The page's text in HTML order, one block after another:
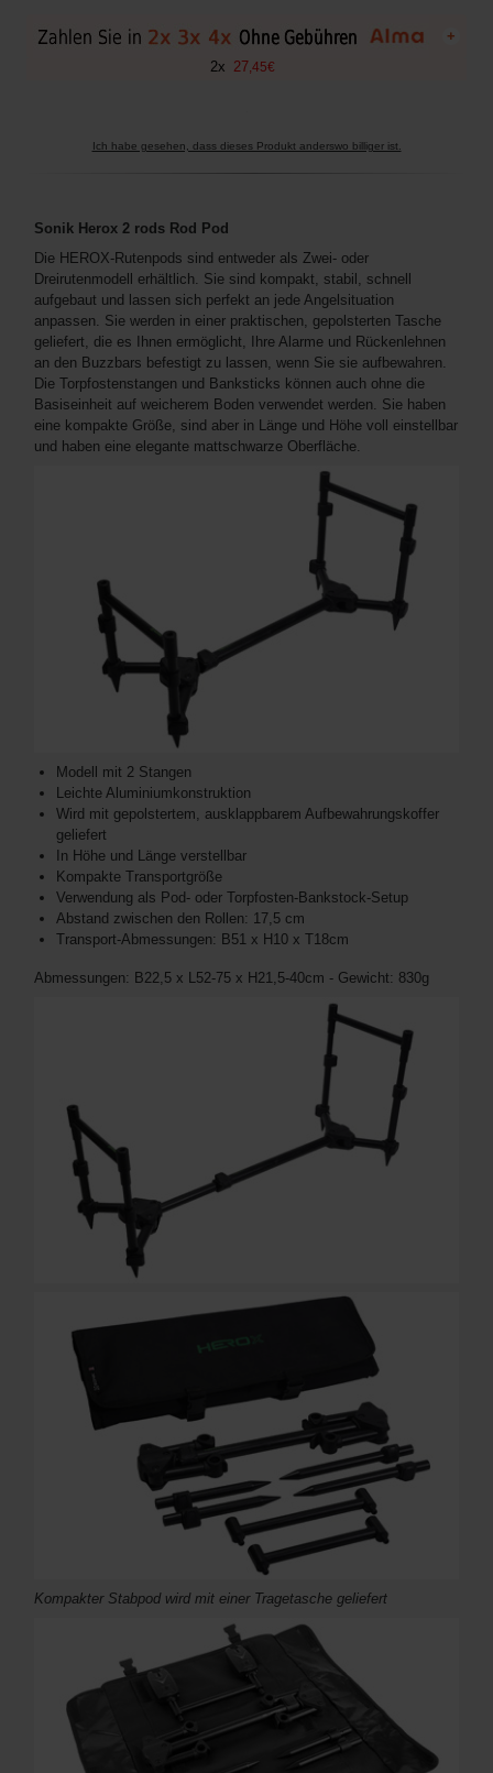
+
2x 27 45€
Ich habe gesehen, dass dieses Produkt anderswo billiger ist.
Sonik Herox 2 rods Rod Pod
Die HEROX-Rutenpods sind entweder als Zwei- oder
Dreirutenmodell erhältlich. Sie sind kompakt, stabil, schnell
aufgebaut und lassen sich perfekt an jede Angelsituation
anpassen. Sie werden in einer praktischen, gepolsterten Tasche
geliefert, die es Ihnen ermöglicht, Ihre Alarme und Rückenlehnen
an den Buzzbars befestigt zu lassen, wenn Sie sie aufbewahren.
Die Torpfostenstangen und Banksticks können auch ohne die
Basiseinheit auf weicherem Boden verwendet werden. Sie haben
eine kompakte Größe, sind aber in Länge und Höhe voll einstellbar
und haben eine elegante mattschwarze Oberfläche.
Modell mit 2 Stangen
Leichte Aluminiumkonstruktion
Wird mit gepolstertem, ausklappbarem Aufbewahrungskoffer
geliefert
In Höhe und Länge verstellbar
Kompakte Transportgröße
Verwendung als Pod- oder Torpfosten-Bankstock-Setup
Abstand zwischen den Rollen: 17,5 cm
Transport-Abmessungen: B51 x H10 x T18cm
Abmessungen: B22,5 x L52-75 x H21,5-40cm - Gewicht: 830g
Kompakter Stabpod wird mit einer Tragetasche geliefert